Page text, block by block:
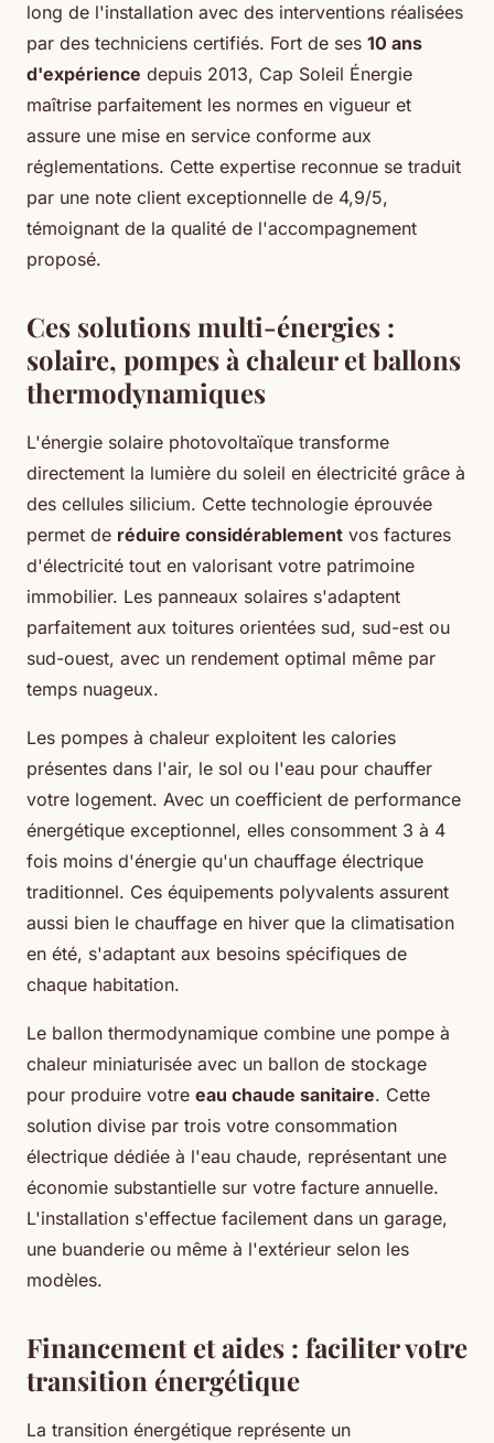
long de l'installation avec des interventions réalisées
par des techniciens certifiés. Fort de ses 10 ans
d'expérience depuis 2013, Cap Soleil Énergie
maîtrise parfaitement les normes en vigueur et
assure une mise en service conforme aux
réglementations. Cette expertise reconnue se traduit
par une note client exceptionnelle de 4,9/5,
témoignant de la qualité de l'accompagnement
proposé.
Ces solutions multi-énergies :
solaire, pompes à chaleur et ballons
thermodynamiques
L'énergie solaire photovoltaïque transforme
directement la lumière du soleil en électricité grâce à
des cellules silicium. Cette technologie éprouvée
permet de réduire considérablement vos factures
d'électricité tout en valorisant votre patrimoine
immobilier. Les panneaux solaires s'adaptent
parfaitement aux toitures orientées sud, sud-est ou
sud-ouest, avec un rendement optimal même par
temps nuageux.
Les pompes à chaleur exploitent les calories
présentes dans l'air, le sol ou l'eau pour chauffer
votre logement. Avec un coefficient de performance
énergétique exceptionnel, elles consomment 3 à 4
fois moins d'énergie qu'un chauffage électrique
traditionnel. Ces équipements polyvalents assurent
aussi bien le chauffage en hiver que la climatisation
en été, s'adaptant aux besoins spécifiques de
chaque habitation.
Le ballon thermodynamique combine une pompe à
chaleur miniaturisée avec un ballon de stockage
pour produire votre eau chaude sanitaire. Cette
solution divise par trois votre consommation
électrique dédiée à l'eau chaude, représentant une
économie substantielle sur votre facture annuelle.
L'installation s'effectue facilement dans un garage,
une buanderie ou même à l'extérieur selon les
modèles.
Financement et aides : faciliter votre
transition énergétique
La transition énergétique représente un